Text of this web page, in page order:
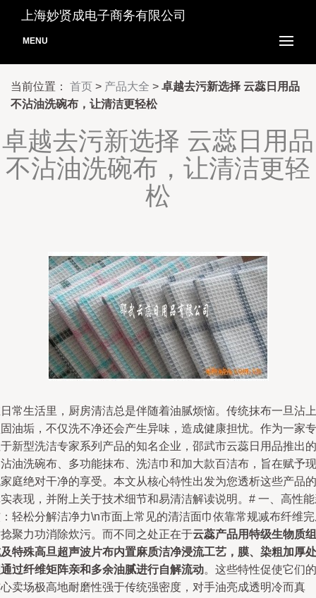
上海妙贤成电子商务有限公司
MENU
当前位置： 首页 > 产品大全 > 卓越去污新选择 云蕊日用品
不沾油洗碗布，让清洁更轻松
卓越去污新选择 云蕊日用品
不沾油洗碗布，让清洁更轻
松
常生活里，厨房清洁总是伴随着油腻烦恼。传统抹布一旦沾上
油垢，不仅洗不净还会产生异味，造成健康担忧。作为一家专
新型洗洁专家系列产品的知名企业，邵武市云蕊日用品推出的
油洗碗布、多功能抹布、洗洁巾和加大款百洁布，旨在赋予现
庭绝对干净的享受。本文从核心特性出发为您透析这些产品的
表现，并附上关于技术细节和易清洁解读说明。# 一、高性
轻松分解洁净力\n市面上常见的清洁面巾依靠常规减布纤维
聚力功消除炊污。而不同之处正在于云蕊产品用特级生物质组
特殊高旦超声波片布内置麻质洁净浸流工艺，膜、染粗加厚处
过纤维矩阵亲和多余油腻进行自解流动。这些特性促使它们的
卖场极高地耐磨性强于传统强密度，对手油亮成透明冷而真